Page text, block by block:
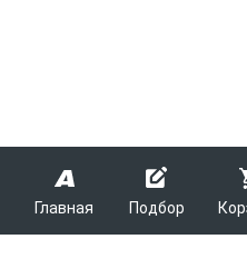
Главная Подбор